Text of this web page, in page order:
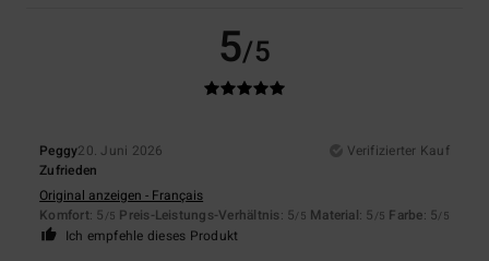
5/5
Peggy20. Juni 2026
Verifizierter Kauf
Zufrieden
Original anzeigen - Français
Komfort: 5 /5 Preis-Leistungs-Verhältnis: 5/5 Material: 5 /5 Farbe: 5/5
Ich empfehle dieses Produkt